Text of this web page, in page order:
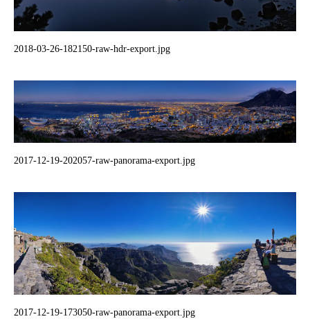
2018-03-26-182150-raw-hdr-export.jpg
2017-12-19-202057-raw-panorama-export.jpg
2017-12-19-173050-raw-panorama-export.jpg